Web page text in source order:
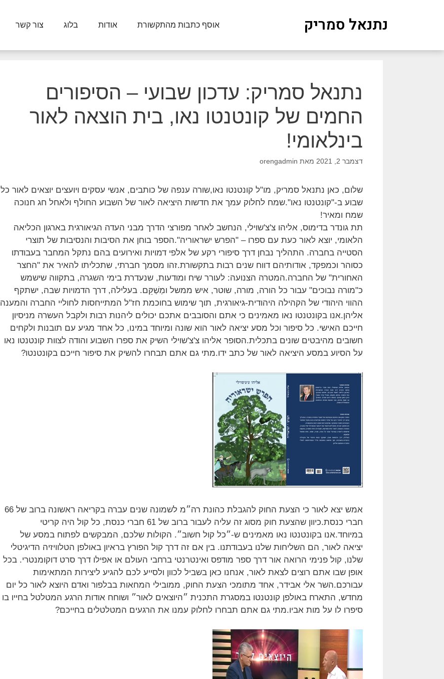
נתנאל סמריק אוסף כתבות מהתקשורת אודות בלוג צור קשר
נתנאל סמריק: עדכון שבועי – הסיפורים
החמים של קונטנטו נאו, בית הוצאה לאור
בינלאומי!
דצמבר 2, 2021 מאת orengadmin
שלום, כאן נתנאל סמריק, מו"ל קונטנטו נאו,שורה ענפה של כותבים, אנשי עסקים ויועצים יוצאים לאור כל
שבוע ב-"קונטנטו נאו".שמח לחלוק עמך את חדשות היציאה לאור של השבוע החולף ולאחל חג חנוכה
שמח ומאיר!
תת גונדר בדימוס, אליהו צ'צ'שוילי, הנחשב לאחר מפורצי הדרך מבני העדה הגיאורגית בארגון הכליאה
הלאומי, יוצא לאור כעת עם ספרו – "הפרש ישראוריה".הספר בוחן את הסיבות והנסיבות של תוצרי
הסטייה בחברה. התהליך נבחן דרך סיפורי רקע של אלפי דמויות ואירועים בהם נתקל המחבר בעבודתו
כסוהר וכמפקד, אודותיהם דווח שנים רבות בתקשורת.זהו מסמך חברתי, שתכליתו להאיר את "החצר
האחורית" של החברה.המטרה הצנועה: לעורר שיח ומודעות, שנעדרת בימי השגרה, בתקווה שישמש
כ"מורה נבוכים" עבור כל הורה, מורה, שוטר, איש ממשל ומְשַׁקֵּם. בעלילה, דרך הדמויות שבה, ישתקף
ההווי היהודי של הקהילה היהודית-גיאורגית, תוך שימוש בחוכמת חז"ל המתייחסות לחוליי החברה והמענה
אליהן.אנו בקונטנטו נאו מאמינים כי אתם והסובבים אתכם יכולים ליהנות רבות ולקבל העשרה מניסיון
חייכם האישי. כל סיפור וכל מסע יציאה לאור הוא שונה ומיוחד במינו, כל אחד מגיע עם תובנות ולקחים
חשובים מהיבטים שונים בתכלית.הסופר אליהו צ'צ'שוילי השיק את ספרו השבוע והודה לצוות קונטנטו נאו
על הסיוע במסע היציאה לאור של כתב ידו.מתי גם אתם תבחרו להשיק את סיפור חייכם בקונטנטו?
אמש יצא לאור כי הצעת החוק להגבלת כהונת רה״מ לשמונה שנים עברה בקריאה ראשונה ברוב של 66
חברי כנסת.כיוון שהצעת חוק מסוג זה עליה לעבור ברוב של 61 חברי כנסת, כל קול היה קריטי
במיוחד.אנו בקונטנטו נאו מאמינים ש-״כל קול חשוב״. הקולות שלכם, המבקשים לפתוח במסע של
יציאה לאור, הם השליחות שלנו בעבודתנו. בין אם זה דרך קול הפורץ בראיון באולפן הטלוויזיה הדיגיטלי
שלנו, קול פנימי הרואה אור דרך ספר מודפס ואינטרנטי ברחבי העולם או אפילו דרך סרט דוקומנטרי. בכל
אופן שבו אתם רוצים לצאת לאור, אנחנו כאן בשביל לכוון ולסייע לכם להגיע ליצירות המתאימות
עבורכם.השר אלי אבידר, אחד מתומכי הצעת החוק, ממובילי המחאות בבלפור ואדם היוצא לאור כל יום
מחדש, התארח באולפן קונטנטו במסגרת התכנית ״היוצאים לאור״ ושוחח אודות הרגע המטלטל בחייו בו
סיפרו לו על מות אביו.מתי גם אתם תבחרו לחלוק עמנו את הרגעים המטלטלים בחייכם?